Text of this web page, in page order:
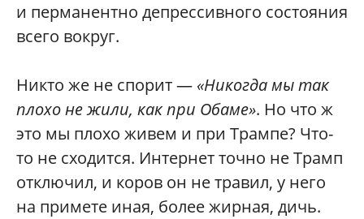
и перманентно депрессивного состояния
всего вокруг.
Никто же не спорит — «Никогда мы так
плохо не жили, как при Обаме». Но что ж
это мы плохо живем и при Трампе? Что-
то не сходится. Интернет точно не Трамп
отключил, и коров он не травил, у него
на примете иная, более жирная, дичь.